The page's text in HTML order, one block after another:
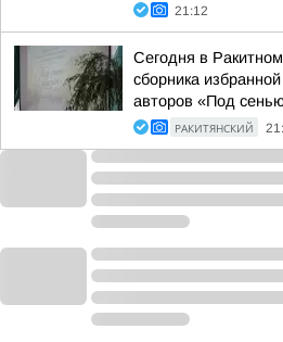
21:12
Сегодня в
сборника
авторов «Под
РАКИТЯНСКИЙ